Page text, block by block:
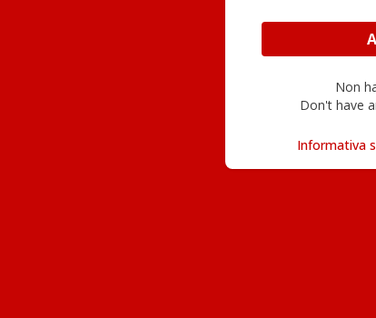
Non
Don't have
Informativa